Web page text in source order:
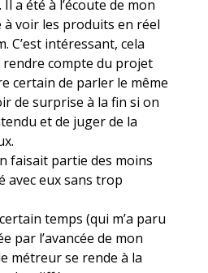
a été à l’écoute de mon
à voir les produits en réel
C’est intéressant, cela
rendre compte du projet
certain de parler le même
de surprise à la fin si on
et de juger de la
faisait partie des moins
avec eux sans trop
temps (qui m’a paru
par l’avancée de mon
métreur se rende à la